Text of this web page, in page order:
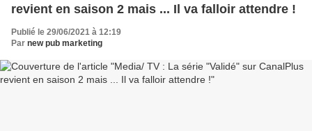
revient en saison 2 mais ... Il va falloir attendre !
Publié le 29/06/2021 à 12:19
Par new pub marketing